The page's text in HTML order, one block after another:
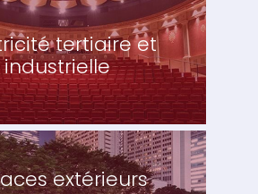
tertiaire et
industrielle
extérieurs